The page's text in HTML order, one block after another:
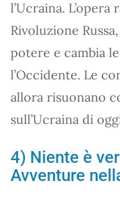
l’Ucraina.
Rivoluzione
potere e cambia
l’Occidente. Le
allora risuonano
sull’Ucraina di
4) Niente è
Avventure